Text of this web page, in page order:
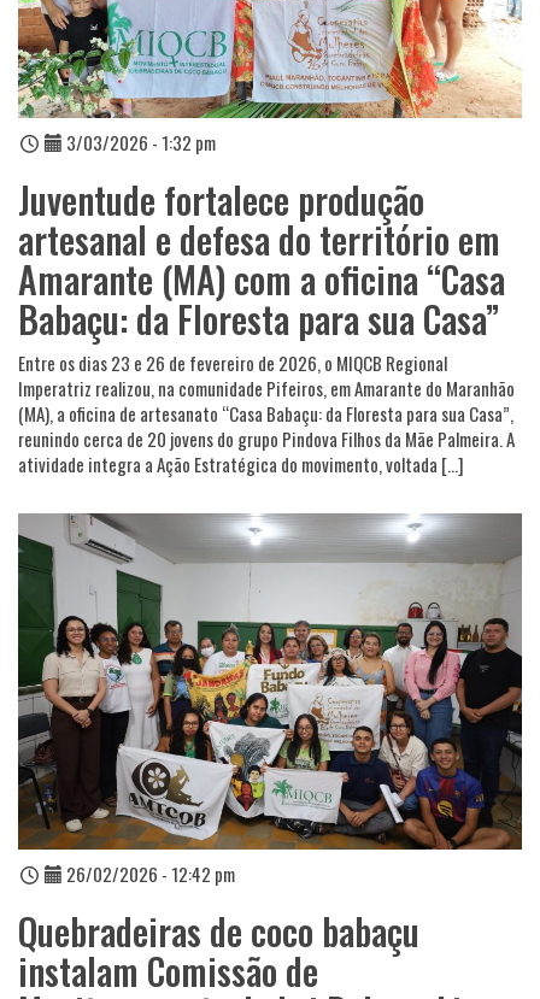
3/03/2026 - 1:32 pm
Juventude fortalece produção
artesanal e defesa do território em
Amarante (MA) com a oficina “Casa
Babaçu: da Floresta para sua Casa”
Entre os dias 23 e 26 de fevereiro de 2026, o MIQCB Regional
Imperatriz realizou, na comunidade Pifeiros, em Amarante do Maranhão
(MA), a oficina de artesanato “Casa Babaçu: da Floresta para sua Casa”,
reunindo cerca de 20 jovens do grupo Pindova Filhos da Mãe Palmeira. A
atividade integra a Ação Estratégica do movimento, voltada […]
26/02/2026 - 12:42 pm
Quebradeiras de coco babaçu
instalam Comissão de